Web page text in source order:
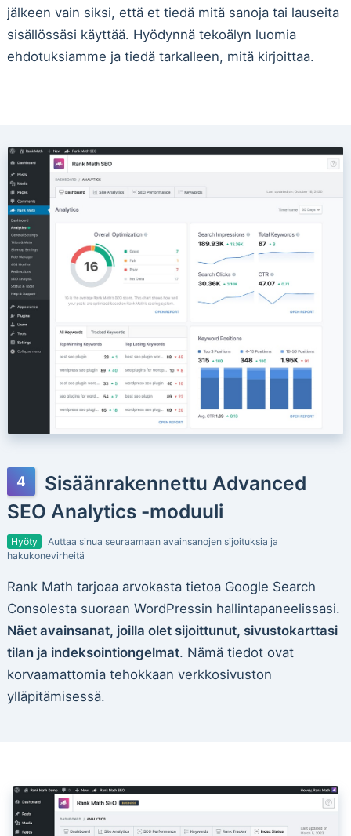
jälkeen vain siksi, että et tiedä mitä sanoja tai lauseita
sisällössäsi käyttää. Hyödynnä tekoälyn luomia
ehdotuksiamme ja tiedä tarkalleen, mitä kirjoittaa.
Sisäänrakennettu Advanced
SEO Analytics -moduuli
Hyöty
Auttaa sinua seuraamaan avainsanojen sijoituksia ja
hakukonevirheitä
Rank Math tarjoaa arvokasta tietoa Google Search
Consolesta suoraan WordPressin hallintapaneelissasi.
Näet avainsanat, joilla olet sijoittunut, sivustokarttasi
tilan ja indeksointiongelmat. Nämä tiedot ovat
korvaamattomia tehokkaan verkkosivuston
ylläpitämisessä.